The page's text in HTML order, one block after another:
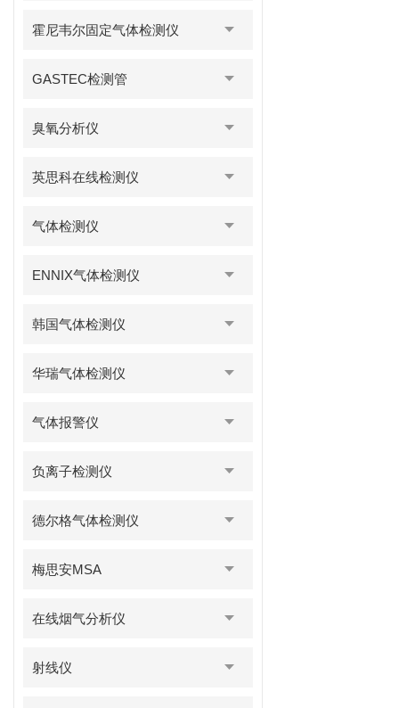
霍尼韦尔固定气体检测仪
GASTEC检测管
臭氧分析仪
英思科在线检测仪
气体检测仪
ENNIX气体检测仪
韩国气体检测仪
华瑞气体检测仪
气体报警仪
负离子检测仪
德尔格气体检测仪
梅思安MSA
在线烟气分析仪
射线仪